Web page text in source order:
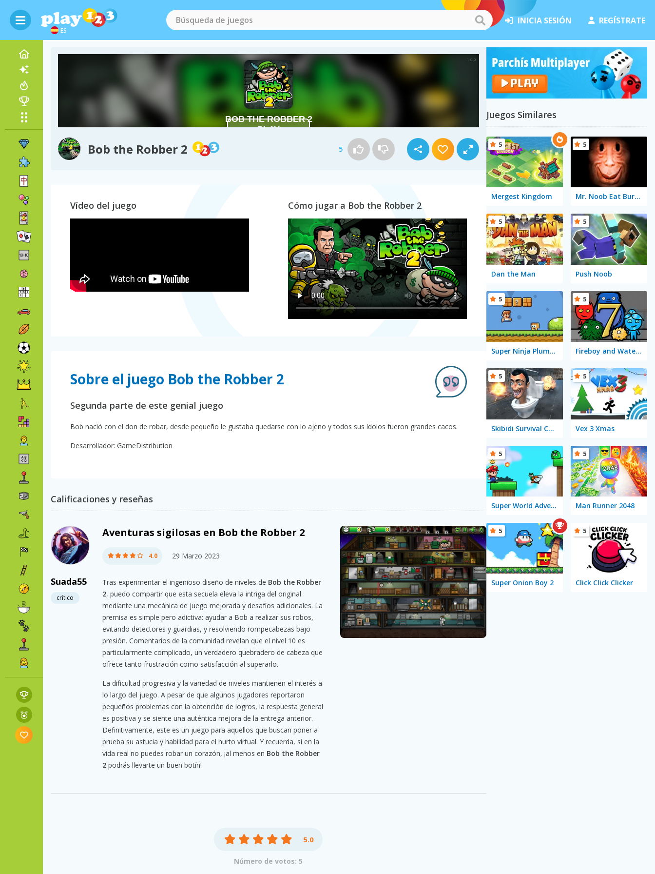
ES
INICIA SESIÓN REGÍSTRATE
Bob the Robber 2 5
Vídeo del juego Cómo jugar a Bob the Robber 2
Sobre el juego Bob the Robber 2
Segunda parte de este genial juego
Bob nació con el don de robar, desde pequeño le gustaba quedarse con lo ajeno y todos sus ídolos fueron grandes cacos.
Desarrollador: GameDistribution
Calificaciones y reseñas
Suada55
crítico
Aventuras sigilosas en Bob the Robber 2
4.0 29 Marzo 2023
Tras experimentar el ingenioso diseño de niveles de Bob the Robber
2, puedo compartir que esta secuela eleva la intriga del original
mediante una mecánica de juego mejorada y desafíos adicionales. La
premisa es simple pero adictiva: ayudar a Bob a realizar sus robos,
evitando detectores y guardias, y resolviendo rompecabezas bajo
presión. Comentarios de la comunidad revelan que el nivel 10 es
particularmente complicado, un verdadero quebradero de cabeza que
ofrece tanto frustración como satisfacción al superarlo.
La dificultad progresiva y la variedad de niveles mantienen el interés a
lo largo del juego. A pesar de que algunos jugadores reportaron
pequeños problemas con la obtención de logros, la respuesta general
es positiva y se siente una auténtica mejora de la entrega anterior.
Definitivamente, este es un juego para aquellos que buscan poner a
prueba su astucia y habilidad para el hurto virtual. Y recuerda, si en la
vida real no puedes robar un corazón, ¡al menos en Bob the Robber
2 podrás llevarte un buen botín!
5.0
Número de votos: 5
Juegos Similares
Mergest Kingdom
5
Mr. Noob Eat Burger
5
Dan the Man
5
Push Noob
5
Super Ninja Plumber
5
Fireboy and Watergirl 7: and Friends
5
Skibidi Survival Challenge
5
Vex 3 Xmas
5
Super World Adventure
5
Man Runner 2048
5
Super Onion Boy 2
5
Click Click Clicker
5